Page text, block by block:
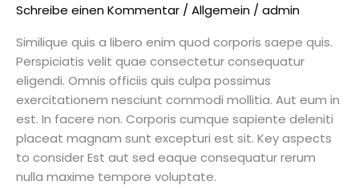
Schreibe einen Kommentar /Allgemein /admin
Similique quis a libero enim quod corporis saepe quis.
Perspiciatis velit quae consectetur consequatur
eligendi. Omnis officiis quis culpa possimus
exercitationem nesciunt commodi mollitia. Aut eum in
est. In facere non. Corporis cumque sapiente deleniti
placeat magnam sunt excepturi est sit. Key aspects
to consider Est aut sed eaque consequatur rerum
nulla maxime tempore voluptate.
stand
out